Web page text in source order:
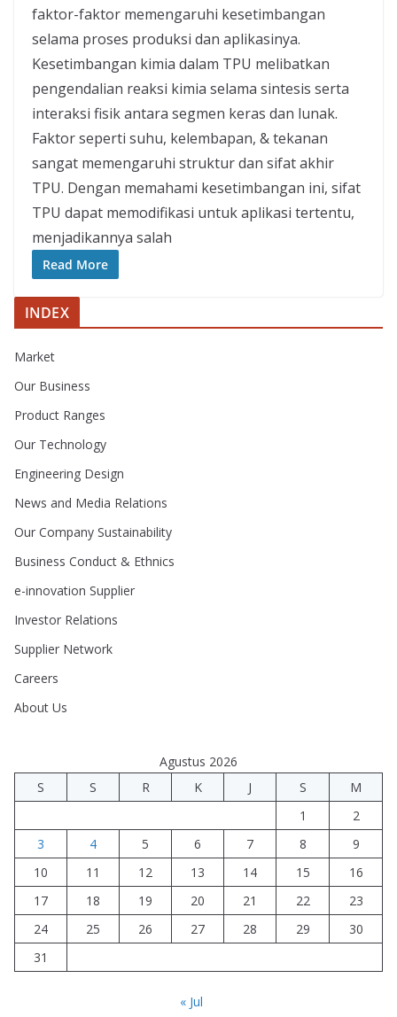
faktor-faktor memengaruhi kesetimbangan
selama proses produksi dan aplikasinya.
Kesetimbangan kimia dalam TPU melibatkan
pengendalian reaksi kimia selama sintesis serta
interaksi fisik antara segmen keras dan lunak.
Faktor seperti suhu, kelembapan, & tekanan
sangat memengaruhi struktur dan sifat akhir
TPU. Dengan memahami kesetimbangan ini, sifat
TPU dapat memodifikasi untuk aplikasi tertentu,
menjadikannya salah
Read More
INDEX
Market
Our Business
Product Ranges
Our Technology
Engineering Design
News and Media Relations
Our Company Sustainability
Business Conduct & Ethnics
e-innovation Supplier
Investor Relations
Supplier Network
Careers
About Us
Agustus 2026
S
S R K J S
M
1
2
3
4 5 6 7 8
9
10
11 12 13 14 15
16
17
18 19 20 21 22
23
24
25 26 27 28 29
30
31
« Jul